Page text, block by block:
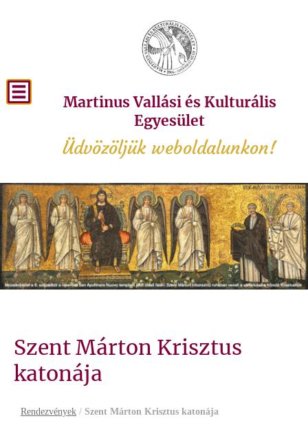
Martinus Vallási és Kulturális
Egyesület
Üdvözöljük weboldalunkon!
Szent Márton Krisztus
katonája
Rendezvények / Szent Márton Krisztus katonája